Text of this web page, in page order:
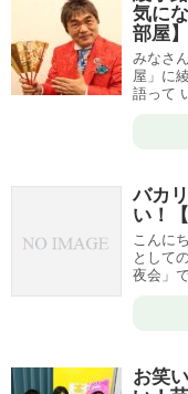
気に
部屋】
みなさ
屋」に
語って
バカ
い！
こんに
として
夜会」
お笑